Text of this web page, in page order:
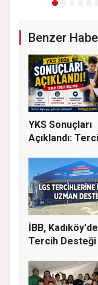
Benzer
YKS Sonuçları
Açıklandı:
İBB,
Tercih Desteği